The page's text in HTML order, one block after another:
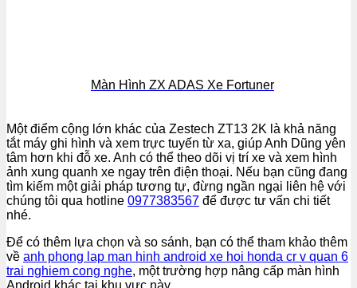
Màn Hình ZX ADAS Xe Fortuner
Một điểm cộng lớn khác của Zestech ZT13 2K là khả năng
tắt máy ghi hình và xem trực tuyến từ xa, giúp Anh Dũng yên
tâm hơn khi đỗ xe. Anh có thể theo dõi vị trí xe và xem hình
ảnh xung quanh xe ngay trên điện thoại. Nếu bạn cũng đang
tìm kiếm một giải pháp tương tự, đừng ngần ngại liên hệ với
chúng tôi qua hotline 0977383567 để được tư vấn chi tiết
nhé.
Để có thêm lựa chọn và so sánh, bạn có thể tham khảo thêm
về anh phong lap man hinh android xe hoi honda cr v quan 6
trai nghiem cong nghe, một trường hợp nâng cấp màn hình